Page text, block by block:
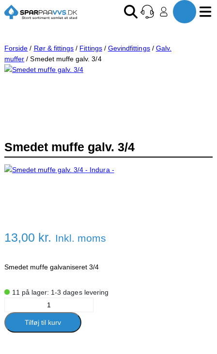
Forside / Rør & fittings / Fittings/ Gevindfittings/ Galv.
muffer / Smedet muffe galv. 3/4
Smedet muffe galv. 3/4
13,00 kr. Inkl. moms
Smedet muffe galvaniseret 3/4
11 på lager: 1-3 dages levering
muffe
galv.
3/4
Tilføj til kurv